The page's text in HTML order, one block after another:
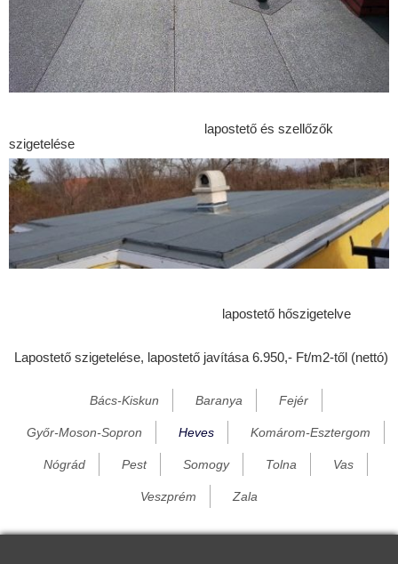
Demjén
Detk
Dombegyház
Dombiratos
Eger
Egerbakta
Egerbocs
Egerfarmos
Erdőkövesd
Füzesabony
lapostető és szellőzők
szigetelése
lapostető hőszigetelve
Lapostető szigetelése, lapostető javítása 6.950,- Ft/m2-től (nettó)
Bács-Kiskun Baranya Fejér
Győr-Moson-Sopron Heves Komárom-Esztergom
Nógrád Pest Somogy Tolna Vas
Veszprém Zala